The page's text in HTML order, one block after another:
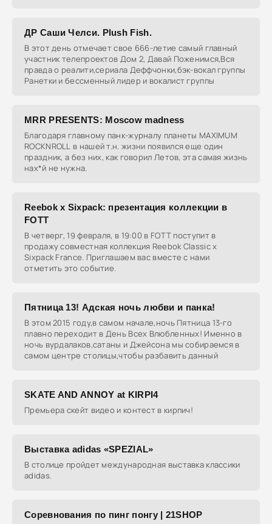
ДР Саши Челси. Plush Fish.
В этот день отмечает свое 666-летие самый главный
участник телепроектов Дом 2, Давай Поженимся,Вся
правда о реалити,сериала Деффчонки,бэк-вокал группы
Ранетки и бессменный лидер и вокалист группы
MRR PRESENTS: Moscow madness
Благодаря главному панк-журналу планеты MAXIMUM
ROCKNROLL в нашей т.н. жизни появился еще один
праздник, а без них, как говорил Летов, эта самая жизнь
нах*й не нужна.
Reebok x Sixpack: презентация коллекции в
FOTT
В четверг, 19 февраля, в 19:00 в FOTT поступит в
продажу совместная коллекция Reebok Classic x
Sixpack France. Приглашаем вас вместе с нами
отметить это событие.
Пятница 13! Адская ночь любви и панка!
В этом 2015 году,в самом начале,ночь Пятница 13-го
плавно переходит в День Всех Влюбленных! Именно в
ночь вурдалаков,сатаны и Джейсона мы собираемся в
самом центре столицы,чтобы разбавить данный
SKATE AND ANNOY at KIRPI4
Премьера скейт видео и контест в кирпич!
Выставка adidas «SPEZIAL»
В столице пройдет международная выставка классики
adidas.
Соревнования по пинг понгу | 21SHOP